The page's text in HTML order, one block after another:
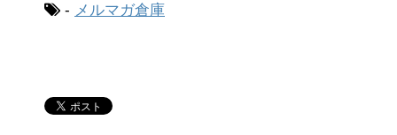
- メルマガ倉庫